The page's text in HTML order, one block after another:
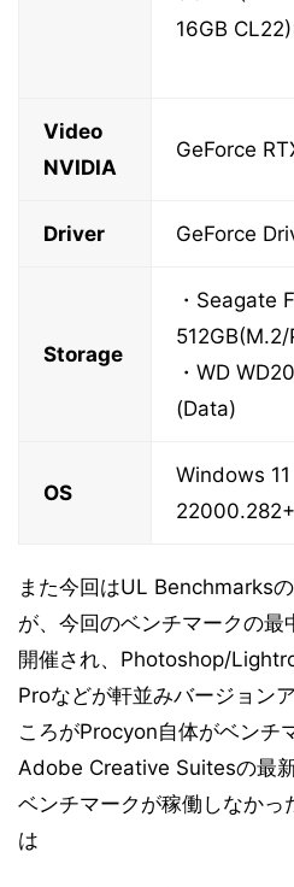
16GB
Video
NVIDIA
GeForce
Driver GeForce
Storage
・Seagate
・WD
(Data)
OS
Windows
また今回はUL Benchmarks
が、今回のベンチマークの最
開催され、Photoshop/
Proなどが軒並みバージョン
ころがProcyon自体がベンチ
Adobe Creative Suitesの最新
ベンチマークが稼働しなかっ
は